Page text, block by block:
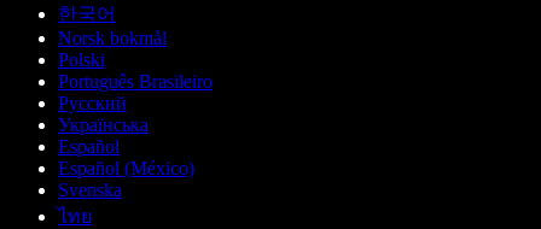
한국어
Norsk bokmål
Polski
Português Brasileiro
Русский
Українська
Español
Español (México)
Svenska
ไทย